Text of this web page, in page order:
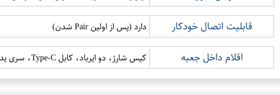
قابلیت اتصال خودکار دارد (پس از اولین Pair شدن)
اقلام داخل جعبه کیس شارژ، دو ایرباد، کابل Type-C، سری یدک، دفترچه راهنما